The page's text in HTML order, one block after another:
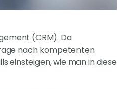
(CRM). Da
nach kompetenten
einsteigen, wie man in diese